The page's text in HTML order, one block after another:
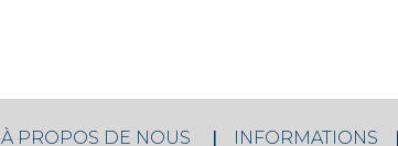
À PROPOS DE NOUS INFORMATIONS